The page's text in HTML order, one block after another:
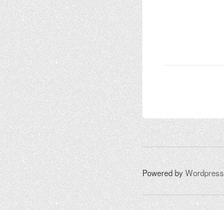
Powered byWordpress